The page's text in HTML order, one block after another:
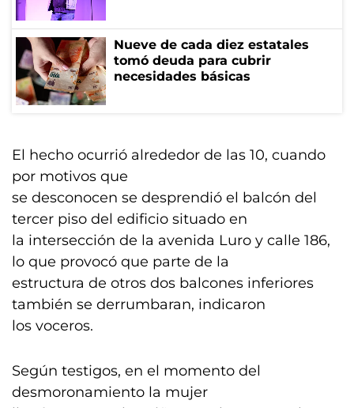
Nueve de cada diez estatales
tomó deuda para cubrir
necesidades básicas
El hecho ocurrió alrededor de las 10, cuando
por motivos que
se desconocen se desprendió el balcón del
tercer piso del edificio situado en
la intersección de la avenida Luro y calle 186,
lo que provocó que parte de la
estructura de otros dos balcones inferiores
también se derrumbaran, indicaron
los voceros.
Según testigos, en el momento del
desmoronamiento la mujer